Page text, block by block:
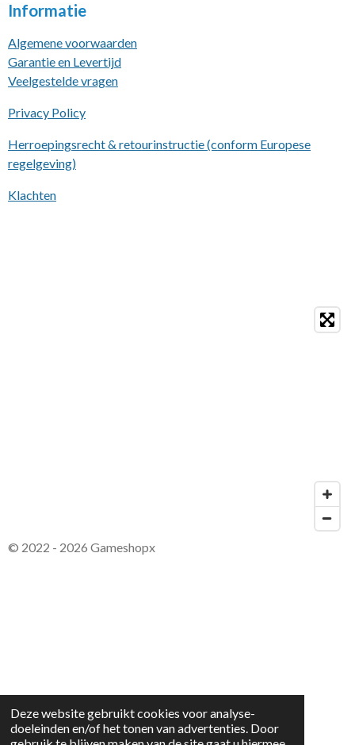
Deze website gebruikt cookies voor analyse-
doeleinden en/of het tonen van advertenties. Door
Informatie
Algemene voorwaarden
Garantie en Levertijd
Veelgestelde vragen
Privacy Policy
Herroepingsrecht & retourinstructie (conform Europese
regelgeving)
Klachten
© 2022 - 2026 Gameshopx